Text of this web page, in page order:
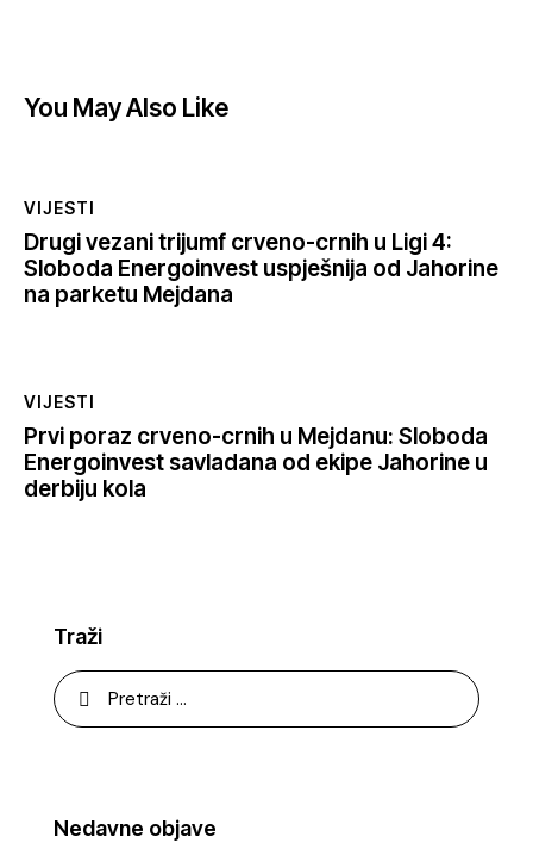
You May Also Like
VIJESTI
Drugi vezani trijumf crveno-crnih u Ligi 4:
Sloboda Energoinvest uspješnija od Jahorine
na parketu Mejdana
VIJESTI
Prvi poraz crveno-crnih u Mejdanu: Sloboda
Energoinvest savladana od ekipe Jahorine u
derbiju kola
Traži
Nedavne objave